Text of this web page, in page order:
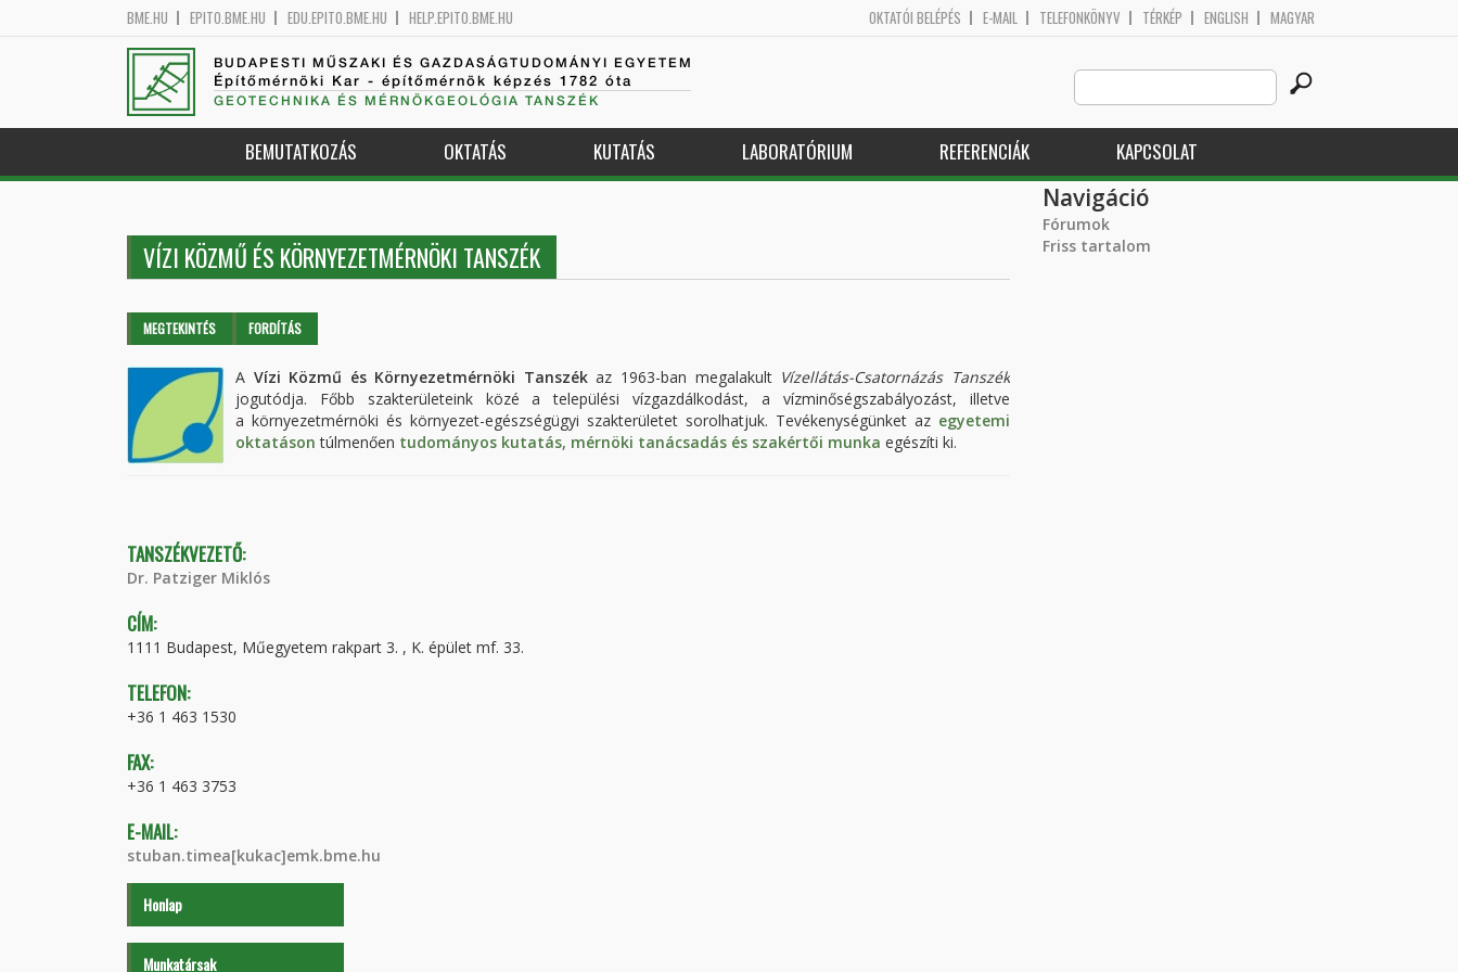
BME.HU EPITO.BME.HU EDU.EPITO.BME.HU HELP.EPITO.BME.HU OKTATÓI BELÉPÉS E-MAIL TELEFONKÖNYV TÉRKÉP ENGLISH MAGYAR
BUDAPESTI MŰSZAKI ÉS GAZDASÁGTUDOMÁNYI EGYETEM
Építőmérnöki Kar - építőmérnök képzés 1782 óta
GEOTECHNIKA ÉS MÉRNÖKGEOLÓGIA TANSZÉK
Search
this
site
BEMUTATKOZÁS OKTATÁS KUTATÁS LABORATÓRIUM REFERENCIÁK KAPCSOLAT
VÍZI KÖZMŰ ÉS KÖRNYEZETMÉRNÖKI TANSZÉK
Elsődleges fülek
MEGTEKINTÉS (AKTÍVFORDÍTÁS
A Vízi Közmű és Környezetmérnöki Tanszékaz 1963-ban megalakult Vízellátás-Csatornázás Tanszék
jogutódja. Főbb szakterületeink közé a települési vízgazdálkodást, a vízminőségszabályozást, illetve
a környezetmérnöki és környezet-egészségügyi szakterületet sorolhatjuk. Tevékenységünket az egyetemi
oktatáson túlmenően tudományos kutatás, mérnöki tanácsadás és szakértői munka egészíti ki.
TANSZÉKVEZETŐ:
Dr. Patziger Miklós
CÍM:
1111 Budapest, Műegyetem rakpart 3. , K. épület mf. 33.
TELEFON:
+36 1 463 1530
FAX:
+36 1 463 3753
E-MAIL:
stuban.timea[kukac]emk.bme.hu
Honlap
Munkatársak
Navigáció
Fórumok
Friss tartalom